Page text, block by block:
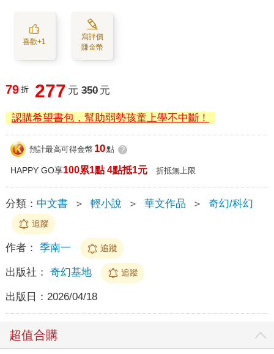
喜歡+1
寫評價
賺金幣
79 折 277 元 350 元
認購希望書包，幫助弱勢孩童上學不中斷！
預計最高可得金幣 10點 ?
HAPPY GO享100累1點 4點抵1元 折抵無上限
分類： 中文書 ＞ 輕小說 ＞ 華文作品 ＞ 奇幻/科幻
追蹤
作者： 季南一 追蹤
出版社： 奇幻基地 追蹤
出版日： 2026/04/18
超值合購